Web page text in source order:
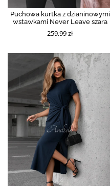
Puchowa kurtka z dzianinowymi
wstawkami Never Leave szara
259,99 zł